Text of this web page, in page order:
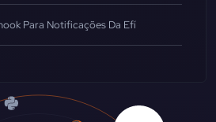
Para Notificações Da Efí